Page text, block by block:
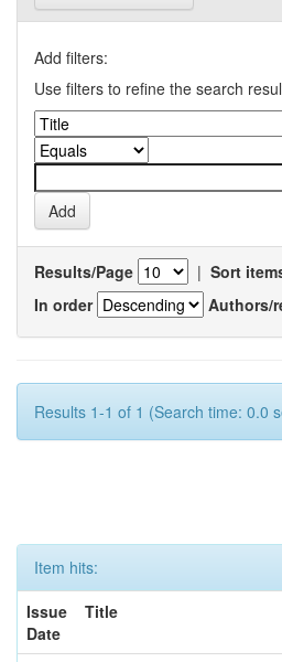
Add filters:
Use filters to refine the search
Results/Page | Sort
In order
Authors/
Results 1-1 of 1 (Search time: 0.0
Item hits:
Issue
Date
Title